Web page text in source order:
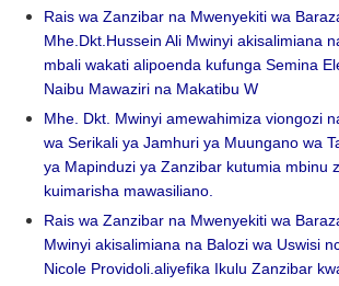
Rais wa Zanzibar na Mwenyekiti wa
Mhe.Dkt.Hussein Ali Mwinyi akisalimiana
mbali wakati alipoenda kufunga Semina
Naibu Mawaziri na Makatibu W
Mhe. Dkt. Mwinyi amewahimiza viongozi
wa Serikali ya Jamhuri ya Muungano wa
ya Mapinduzi ya Zanzibar kutumia mbinu
kuimarisha mawasiliano.
Rais wa Zanzibar na Mwenyekiti wa
Mwinyi akisalimiana na Balozi wa Uswisi
Nicole Providoli.aliyefika Ikulu Zanzibar